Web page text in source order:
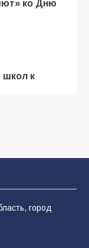
ко Дню
школ к
самом
в августе
город